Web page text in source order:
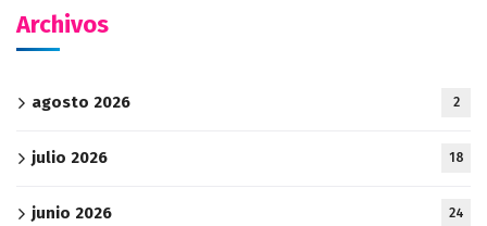
Archivos
agosto 2026 2
julio 2026 18
junio 2026 24